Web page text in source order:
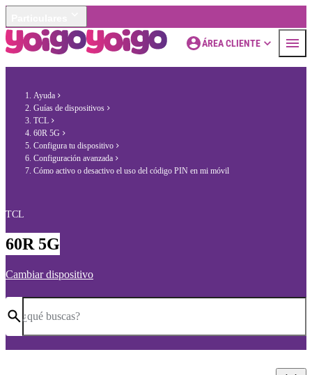
ÁREA CLIENTE
Ayuda
Guías de dispositivos
TCL
60R 5G
Configura tu dispositivo
Configuración avanzada
Cómo activo o desactivo el uso del código PIN en mi móvil
TCL
60R 5G
Cambiar dispositivo
¿qué buscas?